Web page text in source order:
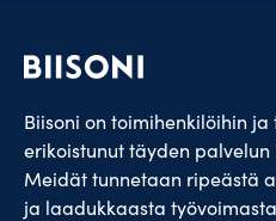
Biisoni on toimihenkilöihin ja
erikoistunut täyden palvelun
Meidät tunnetaan ripeästä
ja laadukkaasta